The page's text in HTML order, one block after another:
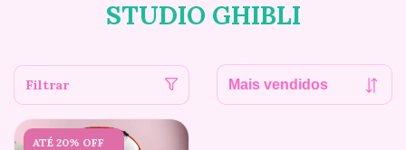
STUDIO GHIBLI
Filtrar
ATÉ 20% OFF